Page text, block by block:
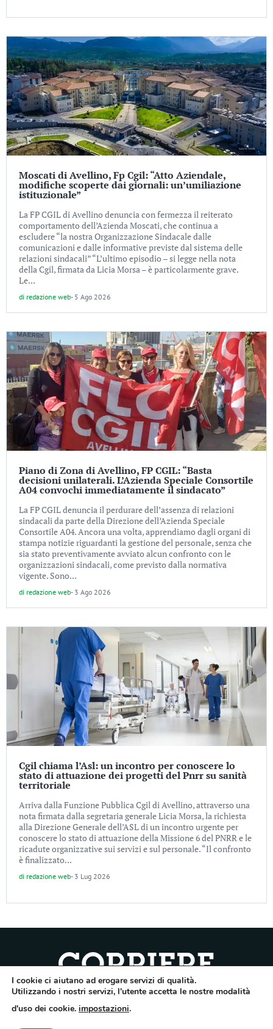
Moscati di Avellino, Fp Cgil: “Atto Aziendale,
modifiche scoperte dai giornali: un’umiliazione
istituzionale”
La FP CGIL di Avellino denuncia con fermezza il reiterato
comportamento dell’Azienda Moscati, che continua a
escludere “la nostra Organizzazione Sindacale dalle
comunicazioni e dalle informative previste dal sistema delle
relazioni sindacali” “L’ultimo episodio – si legge nella nota
della Cgil, firmata da Licia Morsa – è particolarmente grave.
Le...
di redazione web- 5 Ago 2026
Piano di Zona di Avellino, FP CGIL: “Basta
decisioni unilaterali. L’Azienda Speciale Consortile
A04 convochi immediatamente il sindacato”
La FP CGIL denuncia il perdurare dell’assenza di relazioni
sindacali da parte della Direzione dell’Azienda Speciale
Consortile A04. Ancora una volta, apprendiamo dagli organi di
stampa notizie riguardanti la gestione del personale, senza che
sia stato preventivamente avviato alcun confronto con le
organizzazioni sindacali, come previsto dalla normativa
vigente. Sono...
di redazione web- 3 Ago 2026
Cgil chiama l’Asl: un incontro per conoscere lo
stato di attuazione dei progetti del Pnrr su sanità
territoriale
Arriva dalla Funzione Pubblica Cgil di Avellino, attraverso una
nota firmata dalla segretaria generale Licia Morsa, la richiesta
alla Direzione Generale dell’ASL di un incontro urgente per
conoscere lo stato di attuazione della Missione 6 del PNRR e le
ricadute organizzative sui servizi e sul personale. “Il confronto
è finalizzato...
di redazione web- 3 Lug 2026
Quotidiano dell’Irpinia, a diffusione regionale. Reg. Trib. di Avellino n.7/12 del
Direttore responsabile Gianni Festa – Corriere srl – Via Annarumma 39/A 83100
I cookie ci aiutano ad erogare servizi di qualità.
Utilizzando i nostri servizi, l'utente accetta le nostre modalità
d'uso dei cookie. impostazioni.